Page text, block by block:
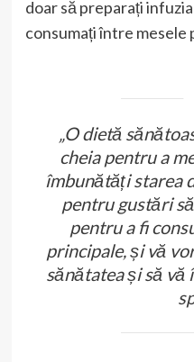
doar să preparați
consumați între mesele
„O dietă
cheia pentru a
îmbunătăți starea
pentru gustări
pentru a fi
principale, și vă
sănătatea și să